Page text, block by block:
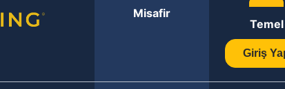
Misafir
Temel
Giriş